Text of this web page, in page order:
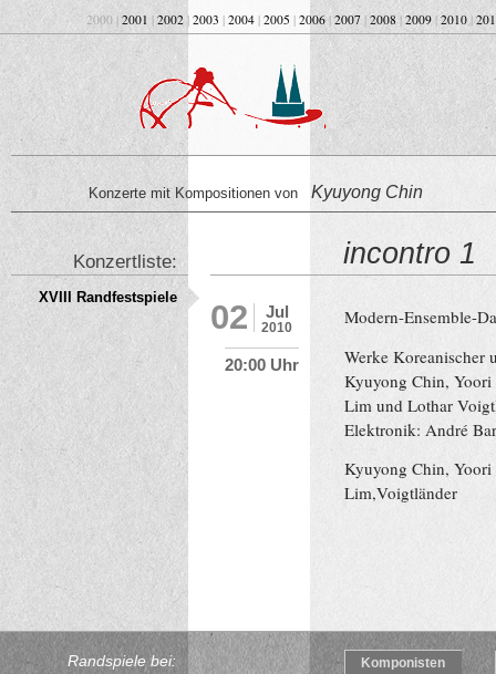
2000 | 2001 | 2002 | 2003 | 2004 | 2005 | 2006| 2007 | 2008 | 2009 | 2010|
Konzerte mit Kompositionen von Kyuyong Chin
incontro 1
Jul
2010
02
20:00 Uhr
Modern-Ensemble-
Werke Koreanischer
Kyuyong Chin,
Lim und Lothar
Elektronik: André
Kyuyong Chin,
Lim,Voigtländer
Konzertliste:
XVIII Randfestspiele
Randspiele bei:
Komponisten